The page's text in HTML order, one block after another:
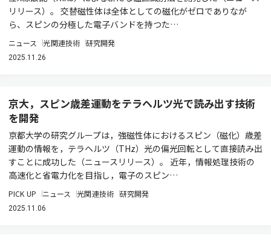
リリース）。 交替磁性体は全体としての磁化がゼロでありなが
ら、スピンの分極した電子バンドを持つた…
ニュース 光関連技術 研究開発
2025.11.26
京大，スピン歳差運動をテラヘルツ光で読み出す技術
を開発
京都大学の研究グループは，強磁性体におけるスピン（磁化）歳差
運動の情報を，テラヘルツ（THz）光の偏光回転として直接読み出
すことに成功した（ニュースリリース）。 近年，情報処理技術の
高速化と省電力化を目指し，電子のスピン…
PICK UP ニュース 光関連技術 研究開発
2025.11.06